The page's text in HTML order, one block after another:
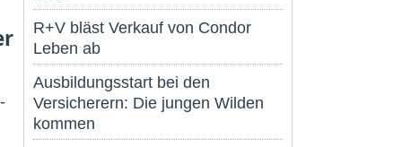
R+V bläst Verkauf von Condor
Leben ab
Ausbildungsstart bei den
Versicherern: Die jungen Wilden
kommen